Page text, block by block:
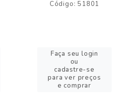
Código: 51801
Faça seu login
ou
cadastre-se
para ver preços
e comprar